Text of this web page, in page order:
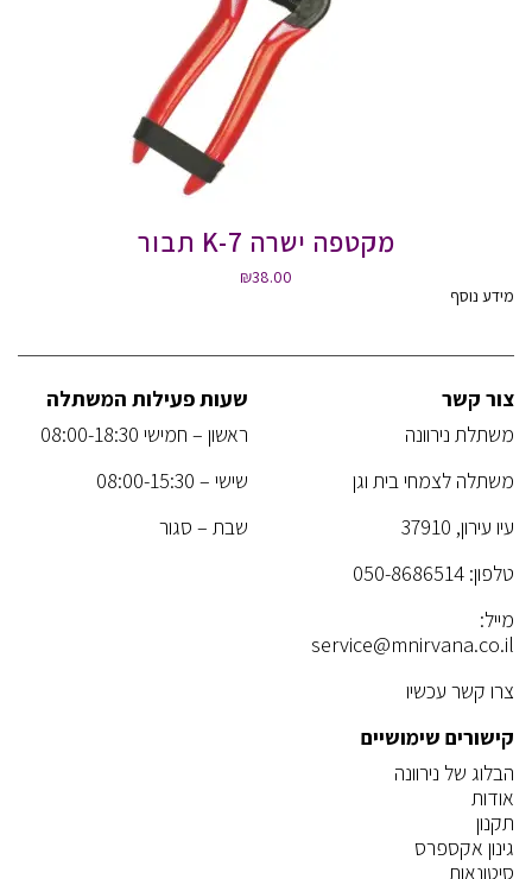
מקטפה ישרה K-7 תבור
₪38.00
מידע נוסף
צור קשר
משתלת נירוונה
משתלה לצמחי בית וגן
עיו עירון, 37910
טלפון: 050-8686514
מייל:
service@mnirvana.co.il
צרו קשר עכשיו
שעות פעילות המשתלה
ראשון – חמישי 08:00-18:30
שישי – 08:00-15:30
שבת – סגור
קישורים שימושיים
הבלוג של נירוונה
אודות
תקנון
גינון אקספרס
סיטונאות